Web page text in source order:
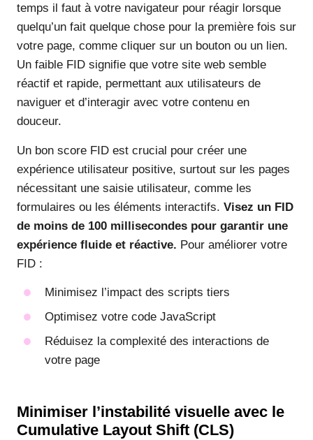
temps il faut à votre navigateur pour réagir lorsque
quelqu’un fait quelque chose pour la première fois sur
votre page, comme cliquer sur un bouton ou un lien.
Un faible FID signifie que votre site web semble
réactif et rapide, permettant aux utilisateurs de
naviguer et d’interagir avec votre contenu en
douceur.
Un bon score FID est crucial pour créer une
expérience utilisateur positive, surtout sur les pages
nécessitant une saisie utilisateur, comme les
formulaires ou les éléments interactifs. Visez un FID
de moins de 100 millisecondes pour garantir une
expérience fluide et réactive. Pour améliorer votre
FID :
Minimisez l’impact des scripts tiers
Optimisez votre code JavaScript
Réduisez la complexité des interactions de
votre page
Minimiser l’instabilité visuelle avec le
Cumulative Layout Shift (CLS)